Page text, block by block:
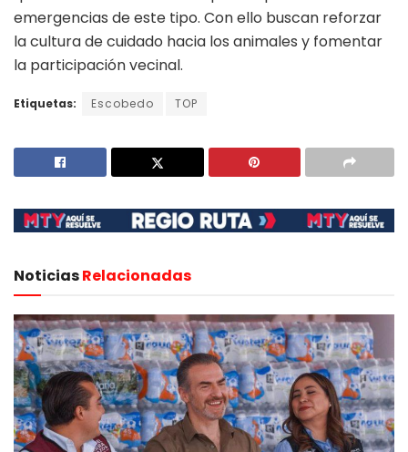
emergencias de este tipo. Con ello buscan reforzar
la cultura de cuidado hacia los animales y fomentar
la participación vecinal.
Etiquetas: Escobedo TOP
NoticiasRelacionadas